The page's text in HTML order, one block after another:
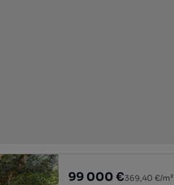
99 000 €369,40 €/m²